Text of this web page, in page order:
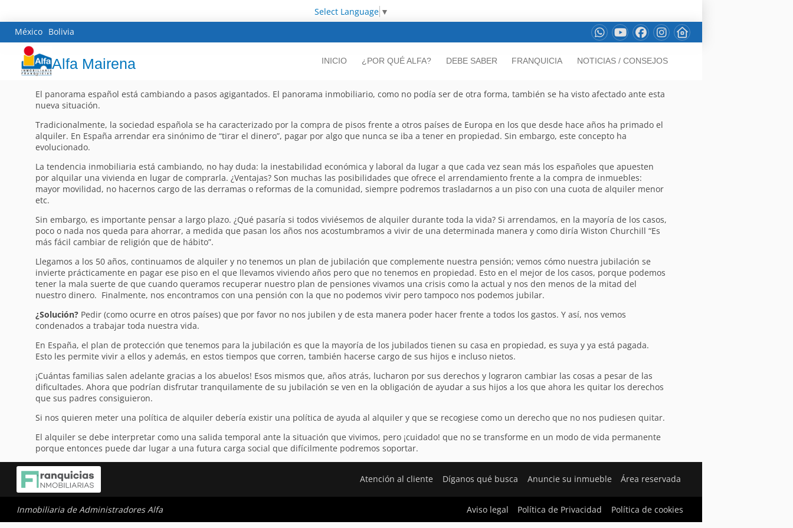
Select Language ▼
México Bolivia
Alfa Mairena INICIO ¿POR QUÉ ALFA? DEBE SABER FRANQUICIA NOTICIAS / CONSEJOS
El panorama español está cambiando a pasos agigantados. El panorama inmobiliario, como no podía ser de otra forma, también se ha visto afectado ante esta
nueva situación.
Tradicionalmente, la sociedad española se ha caracterizado por la compra de pisos frente a otros países de Europa en los que desde hace años ha primado el
alquiler. En España arrendar era sinónimo de “tirar el dinero”, pagar por algo que nunca se iba a tener en propiedad. Sin embargo, este concepto ha
evolucionado.
La tendencia inmobiliaria está cambiando, no hay duda: la inestabilidad económica y laboral da lugar a que cada vez sean más los españoles que apuesten
por alquilar una vivienda en lugar de comprarla. ¿Ventajas? Son muchas las posibilidades que ofrece el arrendamiento frente a la compra de inmuebles:
mayor movilidad, no hacernos cargo de las derramas o reformas de la comunidad, siempre podremos trasladarnos a un piso con una cuota de alquiler menor
etc.
Sin embargo, es importante pensar a largo plazo. ¿Qué pasaría si todos viviésemos de alquiler durante toda la vida? Si arrendamos, en la mayoría de los casos,
poco o nada nos queda para ahorrar, a medida que pasan los años nos acostumbramos a vivir de una determinada manera y como diría Wiston Churchill “Es
más fácil cambiar de religión que de hábito”.
Llegamos a los 50 años, continuamos de alquiler y no tenemos un plan de jubilación que complemente nuestra pensión; vemos cómo nuestra jubilación se
invierte prácticamente en pagar ese piso en el que llevamos viviendo años pero que no tenemos en propiedad. Esto en el mejor de los casos, porque podemos
tener la mala suerte de que cuando queramos recuperar nuestro plan de pensiones vivamos una crisis como la actual y nos den menos de la mitad del
nuestro dinero. Finalmente, nos encontramos con una pensión con la que no podemos vivir pero tampoco nos podemos jubilar.
¿Solución?Pedir (como ocurre en otros países) que por favor no nos jubilen y de esta manera poder hacer frente a todos los gastos. Y así, nos vemos
condenados a trabajar toda nuestra vida.
En España, el plan de protección que tenemos para la jubilación es que la mayoría de los jubilados tienen su casa en propiedad, es suya y ya está pagada.
Esto les permite vivir a ellos y además, en estos tiempos que corren, también hacerse cargo de sus hijos e incluso nietos.
¡Cuántas familias salen adelante gracias a los abuelos! Esos mismos que, años atrás, lucharon por sus derechos y lograron cambiar las cosas a pesar de las
dificultades. Ahora que podrían disfrutar tranquilamente de su jubilación se ven en la obligación de ayudar a sus hijos a los que ahora les quitar los derechos
que sus padres consiguieron.
Si nos quieren meter una política de alquiler debería existir una política de ayuda al alquiler y que se recogiese como un derecho que no nos pudiesen quitar.
El alquiler se debe interpretar como una salida temporal ante la situación que vivimos, pero ¡cuidado! que no se transforme en un modo de vida permanente
porque entonces puede dar lugar a una futura carga social que difícilmente podremos soportar.
Atención al cliente Díganos qué busca Anuncie su inmueble Área reservada
Inmobiliaria de Administradores Alfa Aviso legal Política de Privacidad Política de cookies